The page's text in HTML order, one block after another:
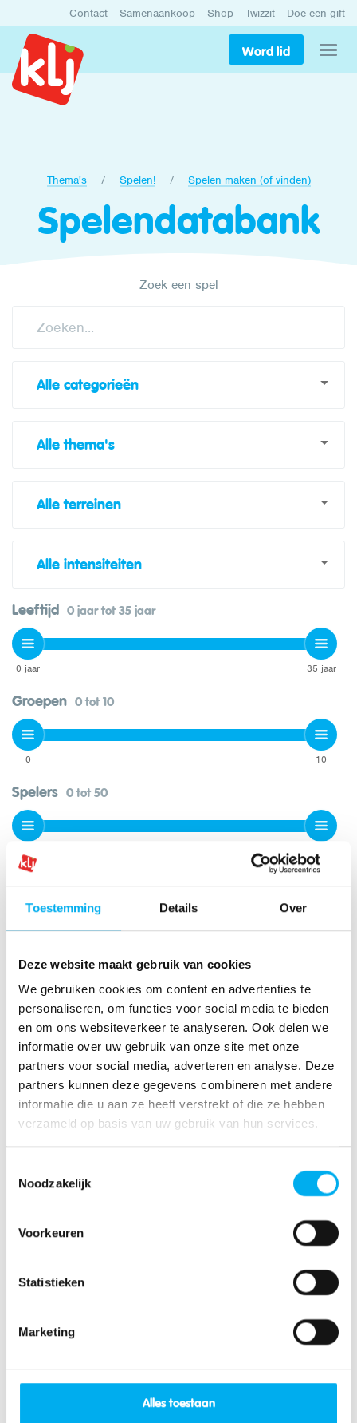
Toestemming Details Over
Deze website maakt gebruik van cookies
We gebruiken cookies om content en advertenties te
personaliseren, om functies voor social media te bieden
en om ons websiteverkeer te analyseren. Ook delen we
informatie over uw gebruik van onze site met onze
partners voor social media, adverteren en analyse. Deze
partners kunnen deze gegevens combineren met andere
informatie die u aan ze heeft verstrekt of die ze hebben
verzameld op basis van uw gebruik van hun services.
Noodzakelijk
Voorkeuren
Statistieken
Marketing
Alles toestaan
Contact Samenaankoop Shop Twizzit Doe een gift
Word lid
Thema's Spelen! Spelen maken (of vinden)
Spelendatabank
Zoek een spel
Alle categorieën
Alle thema's
Alle terreinen
Alle intensiteiten
Leeftijd 0 jaar tot 35 jaar
0 jaar 35 jaar
Groepen 0 tot 10
0 10
Spelers 0 tot 50
Duur 0min tot 24u
Geen resultaten.
Ook interessant?
Tochten en droppings